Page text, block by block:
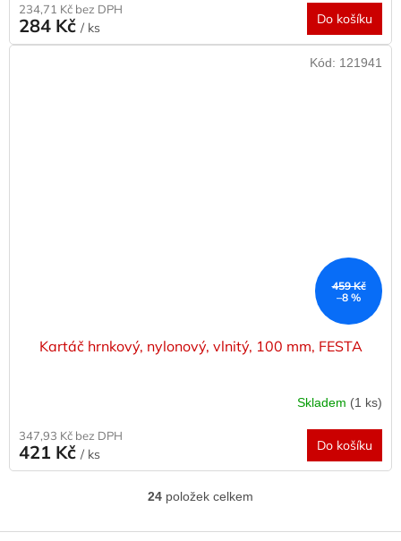
234,71 Kč bez DPH
284 Kč / ks
Do košíku
459 Kč
–8 %
Kartáč hrnkový, nylonový, vlnitý, 100 mm, FESTA
Skladem (1 ks)
347,93 Kč bez DPH
421 Kč / ks
Do košíku
Kód: 121941
O
24 položek celkem